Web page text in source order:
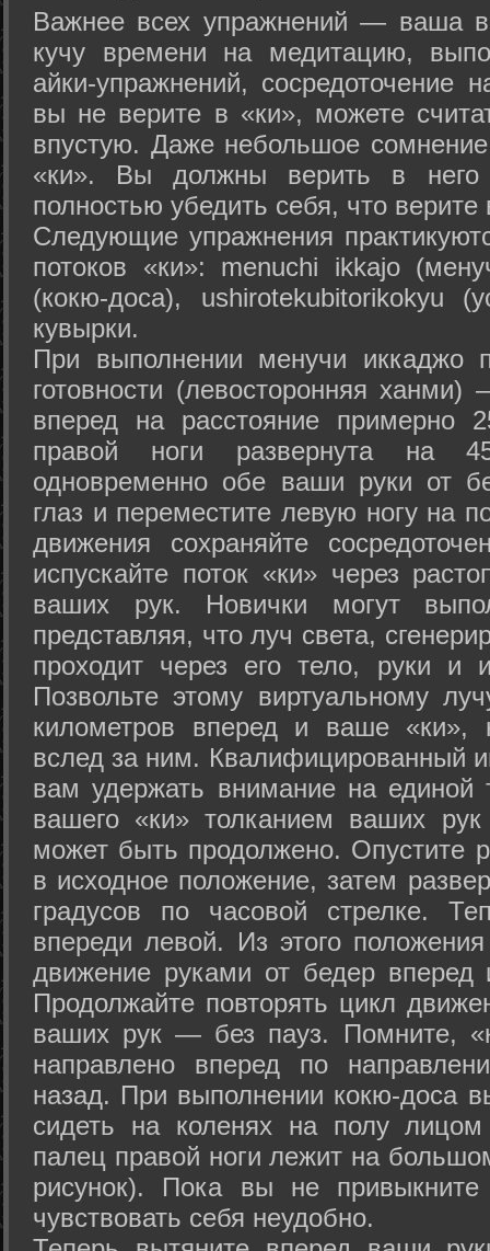
Важнее всех упражнений — ваша
кучу времени на медитацию,
айки-упражнений, сосредоточение
вы не верите в «ки», можете
впустую. Даже небольшое сомнение
«ки». Вы должны верить в
полностью убедить себя, что верите
Следующие упражнения
потоков «ки»: menuchi ikkajo
(кокю-доса), ushiro­tekubitori­kokyu
кувырки.
При выполнении менучи иккаджо
готовности (левосторонняя
вперед на расстояние примерно
правой ноги развернута на
одновременно обе ваши руки от
глаз и переместите левую ногу на
движения сохраняйте
испускайте поток «ки» через
ваших рук. Новички могут
представляя, что луч света,
проходит через его тело, руки и
Позвольте этому виртуальному
километров вперед и ваше «ки»,
вслед за ним. Квалифицированный
вам удержать внимание на единой
вашего «ки» толканием ваших
может быть продолжено. Опустите
в исходное положение, затем
градусов по часовой стрелке.
впереди левой. Из этого
движение руками от бедер вперед
Продолжайте повторять цикл
ваших рук — без пауз. Помните,
направлено вперед по
назад. При выполнении кокю-доса
сидеть на коленях на полу
палец правой ноги лежит на
рисунок). Пока вы не
чувствовать себя неудобно.